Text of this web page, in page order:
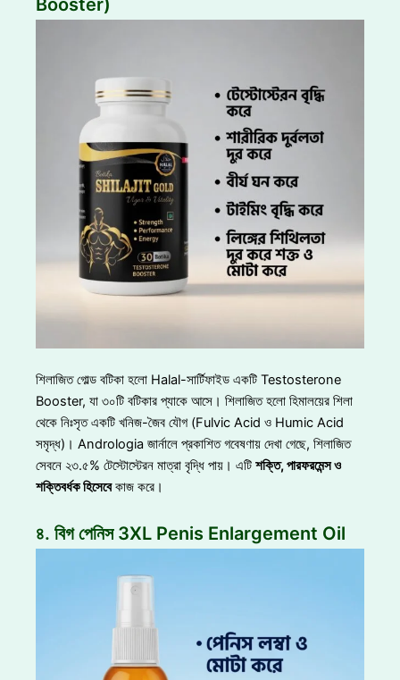
Booster)
শিলাজিত গোল্ড বটিকা হলো Halal-সার্টিফাইড একটি Testosterone
Booster, যা ৩০টি বটিকার প্যাকে আসে। শিলাজিত হলো হিমালয়ের শিলা
থেকে নিঃসৃত একটি খনিজ-জৈব যৌগ (Fulvic Acid ও Humic Acid
সমৃদ্ধ)। Andrologia জার্নালে প্রকাশিত গবেষণায় দেখা গেছে, শিলাজিত
সেবনে ২৩.৫% টেস্টোস্টেরন মাত্রা বৃদ্ধি পায়। এটি শক্তি, পারফরমেন্স ও
শক্তিবর্ধক হিসেবেকাজ করে।
৪. বিগ পেনিস 3XL Penis Enlargement Oil